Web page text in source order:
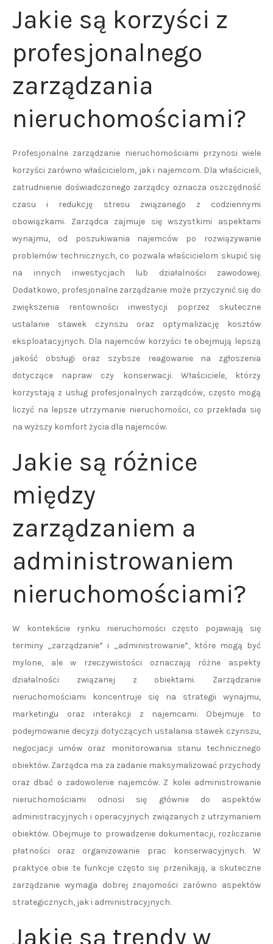
Jakie są korzyści z
profesjonalnego
zarządzania
nieruchomościami?
Profesjonalne zarządzanie nieruchomościami przynosi wiele
korzyści zarówno właścicielom, jak i najemcom. Dla właścicieli,
zatrudnienie doświadczonego zarządcy oznacza oszczędność
czasu i redukcję stresu związanego z codziennymi
obowiązkami. Zarządca zajmuje się wszystkimi aspektami
wynajmu, od poszukiwania najemców po rozwiązywanie
problemów technicznych, co pozwala właścicielom skupić się
na innych inwestycjach lub działalności zawodowej.
Dodatkowo, profesjonalne zarządzanie może przyczynić się do
zwiększenia rentowności inwestycji poprzez skuteczne
ustalanie stawek czynszu oraz optymalizację kosztów
eksploatacyjnych. Dla najemców korzyści te obejmują lepszą
jakość obsługi oraz szybsze reagowanie na zgłoszenia
dotyczące napraw czy konserwacji. Właściciele, którzy
korzystają z usług profesjonalnych zarządców, często mogą
liczyć na lepsze utrzymanie nieruchomości, co przekłada się
na wyższy komfort życia dla najemców.
Jakie są różnice
między
zarządzaniem a
administrowaniem
nieruchomościami?
W kontekście rynku nieruchomości często pojawiają się
terminy „zarządzanie” i „administrowanie”, które mogą być
mylone, ale w rzeczywistości oznaczają różne aspekty
działalności związanej z obiektami. Zarządzanie
nieruchomościami koncentruje się na strategii wynajmu,
marketingu oraz interakcji z najemcami. Obejmuje to
podejmowanie decyzji dotyczących ustalania stawek czynszu,
negocjacji umów oraz monitorowania stanu technicznego
obiektów. Zarządca ma za zadanie maksymalizować przychody
oraz dbać o zadowolenie najemców. Z kolei administrowanie
nieruchomościami odnosi się głównie do aspektów
administracyjnych i operacyjnych związanych z utrzymaniem
obiektów. Obejmuje to prowadzenie dokumentacji, rozliczanie
płatności oraz organizowanie prac konserwacyjnych. W
praktyce obie te funkcje często się przenikają, a skuteczne
zarządzanie wymaga dobrej znajomości zarówno aspektów
strategicznych, jak i administracyjnych.
Jakie są trendy w